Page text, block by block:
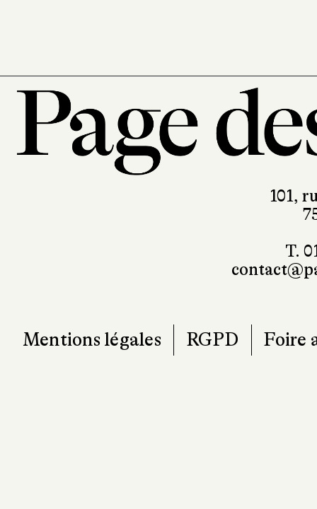
101,
T.
Mentions légales RGPD Foire